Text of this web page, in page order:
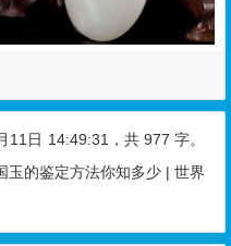
11日 14:49:31 ，共 977 字。
玉的鉴定方法你知多少 | 世界